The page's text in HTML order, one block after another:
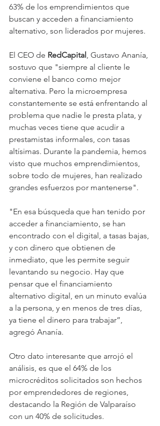
63% de los emprendimientos que
buscan y acceden a financiamiento
alternativo, son liderados por mujeres.
El CEO de RedCapital , Gustavo Ananía,
sostuvo que "siempre al cliente le
conviene el banco como mejor
alternativa. Pero la microempresa
constantemente se está enfrentando al
problema que nadie le presta plata, y
muchas veces tiene que acudir a
prestamistas informales, con tasas
altísimas. Durante la pandemia, hemos
visto que muchos emprendimientos,
sobre todo de mujeres, han realizado
grandes esfuerzos por mantenerse".
"En esa búsqueda que han tenido por
acceder a financiamiento, se han
encontrado con el digital, a tasas bajas,
y con dinero que obtienen de
inmediato, que les permite seguir
levantando su negocio. Hay que
pensar que el financiamiento
alternativo digital, en un minuto evalúa
a la persona, y en menos de tres días,
ya tiene el dinero para trabajar”,
agregó Ananía.
Otro dato interesante que arrojó el
análisis, es que el 64% de los
microcréditos solicitados son hechos
por emprendedores de regiones,
destacando la Región de Valparaíso
con un 40% de solicitudes.